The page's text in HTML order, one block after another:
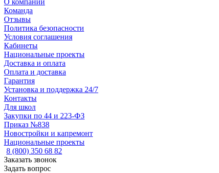
О компании
Команда
Отзывы
Политика безопасности
Условия соглашения
Кабинеты
Национальные проекты
Доставка и оплата
Оплата и доставка
Гарантия
Установка и поддержка 24/7
Контакты
Для школ
Закупки по 44 и 223-ФЗ
Приказ №838
Новостройки и капремонт
Национальные проекты
8 (800) 350 68 82
Заказать звонок
Задать вопрос